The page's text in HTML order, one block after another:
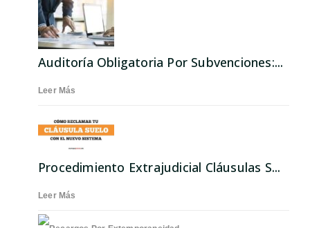
Auditoría Obligatoria Por Subvenciones:...
Leer Más
Procedimiento Extrajudicial Cláusulas S...
Leer Más